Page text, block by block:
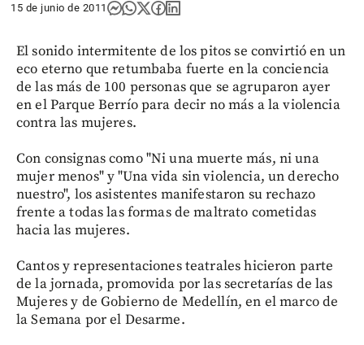
15 de junio de 2011
El sonido intermitente de los pitos se convirtió en un
eco eterno que retumbaba fuerte en la conciencia
de las más de 100 personas que se agruparon ayer
en el Parque Berrío para decir no más a la violencia
contra las mujeres.
Con consignas como "Ni una muerte más, ni una
mujer menos" y "Una vida sin violencia, un derecho
nuestro", los asistentes manifestaron su rechazo
frente a todas las formas de maltrato cometidas
hacia las mujeres.
Cantos y representaciones teatrales hicieron parte
de la jornada, promovida por las secretarías de las
Mujeres y de Gobierno de Medellín, en el marco de
la Semana por el Desarme.